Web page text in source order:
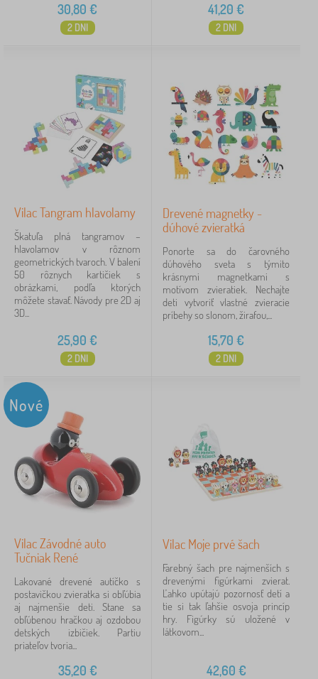
30,80 €
2 DNI
41,20 €
2 DNI
Vilac Tangram hlavolamy
Škatuľa plná tangramov –
hlavolamov v rôznom
geometrických tvaroch. V balení
50 rôznych kartičiek s
obrázkami, podľa ktorých
môžete stavať. Návody pre 2D aj
3D...
25,90 €
2 DNI
Drevené magnetky -
dúhové zvieratká
Ponorte sa do čarovného
dúhového sveta s týmito
krásnymi magnetkami s
motívom zvieratiek. Nechajte
deti vytvoriť vlastné zvieracie
príbehy so slonom, žirafou,...
15,70 €
2 DNI
Nové
Vilac Závodné auto
Tučniak René
Lakované drevené autíčko s
postavičkou zvieratka si obľúbia
aj najmenšie deti. Stane sa
obľúbenou hračkou aj ozdobou
detských izbičiek. Partiu
priateľov tvoria...
35,20 €
Vilac Moje prvé šach
Farebný šach pre najmenších s
drevenými figúrkami zvierat.
Ľahko upútajú pozornosť detí a
tie si tak ľahšie osvoja princíp
hry. Figúrky sú uložené v
látkovom...
42,60 €